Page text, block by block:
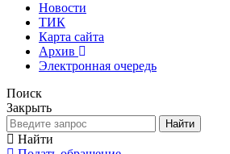
Новости
ТИК
Карта сайта
Архив
Электронная очередь
Поиск
Закрыть
Найти
Найти